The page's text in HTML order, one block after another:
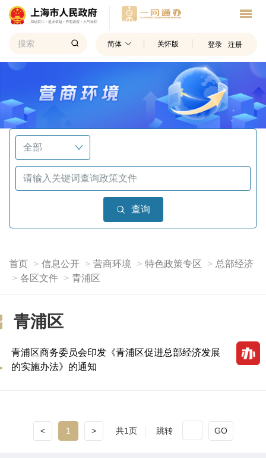
简体 关怀版 登录 注册
查询
首页 信息公开 营商环境 特色政策专区
总部经济
各区文件
青浦区
青浦区
青浦区商务委员会印发《青浦区促进总部经济发展
的实施办法》的通知
< 1 > 共1页 跳转 GO